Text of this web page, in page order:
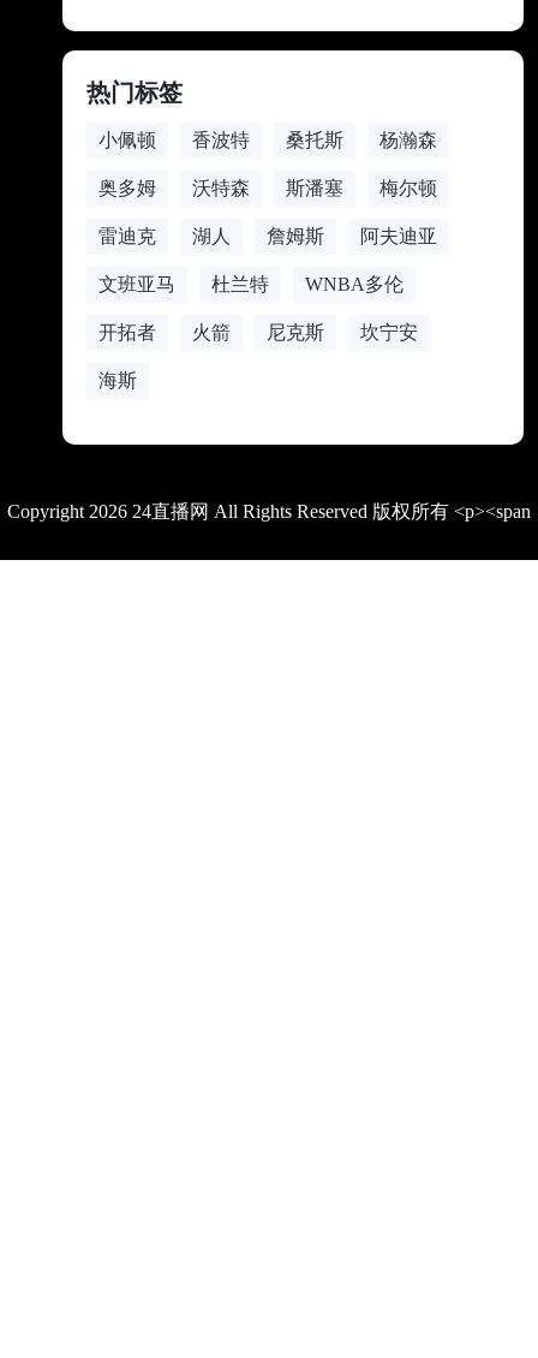
热门标签
小佩顿 香波特 桑托斯 杨瀚森
奥多姆 沃特森 斯潘塞 梅尔顿
雷迪克 湖人 詹姆斯 阿夫迪亚
文班亚马 杜兰特 WNBA多伦
开拓者 火箭 尼克斯 坎宁安
海斯
Copyright 2026 24直播网 All Rights Reserved 版权所有 <p><span